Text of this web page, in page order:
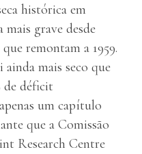
histórica em
mais grave desde
remontam a 1959.
mais seco que
de déficit
um capítulo
que a Comissão
Research Centre